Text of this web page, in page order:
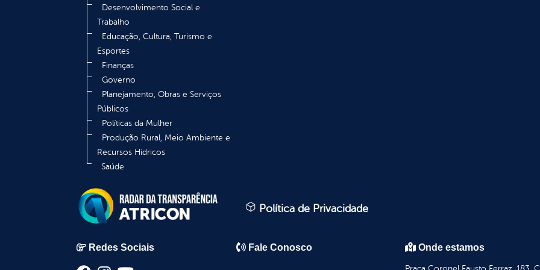
Desenvolvimento Social e
Trabalho
Educação, Cultura, Turismo e
Esportes
Finanças
Governo
Planejamento, Obras e Serviços
Públicos
Políticas da Mulher
Produção Rural, Meio Ambiente e
Recursos Hídricos
Saúde
Política de Privacidade
Redes Sociais Fale Conosco Onde estamos